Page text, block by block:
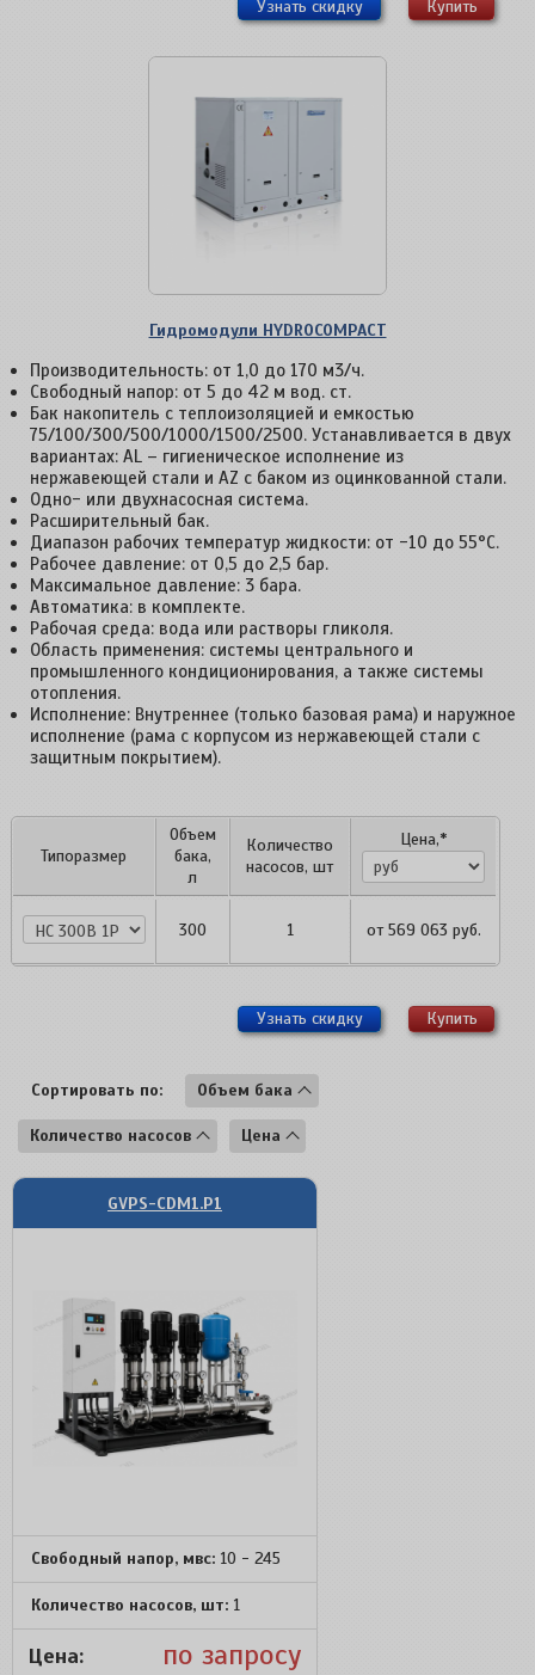
Узнать скидку Купить
Гидромодули НYDROCOMPACT
Производительность: от 1,0 до 170 м3/ч.
Свободный напор: от 5 до 42 м вод. ст.
Бак накопитель с теплоизоляцией и емкостью
75/100/300/500/1000/1500/2500. Устанавливается в двух
вариантах: AL – гигиеническое исполнение из
нержавеющей стали и AZ c баком из оцинкованной стали.
Одно- или двухнасосная система.
Расширительный бак.
Диапазон рабочих температур жидкости: от -10 до 55°С.
Рабочее давление: от 0,5 до 2,5 бар.
Максимальное давление: 3 бара.
Автоматика: в комплекте.
Рабочая среда: вода или растворы гликоля.
Область применения: системы центрального и
промышленного кондиционирования, а также системы
отопления.
Исполнение: Внутреннее (только базовая рама) и наружное
исполнение (рама с корпусом из нержавеющей стали с
защитным покрытием).
Типоразмер
Объем
бака,
л
Количество
насосов, шт
Цена,*
HC 300B 1P 300 1 от569 063 руб.
Узнать скидку Купить
Сортировать по: Объем бака
Количество насосов Цена
GVPS-CDM1.P1
Свободный напор, мвс: 10 - 245
Количество насосов, шт: 1
Цена: по запросу